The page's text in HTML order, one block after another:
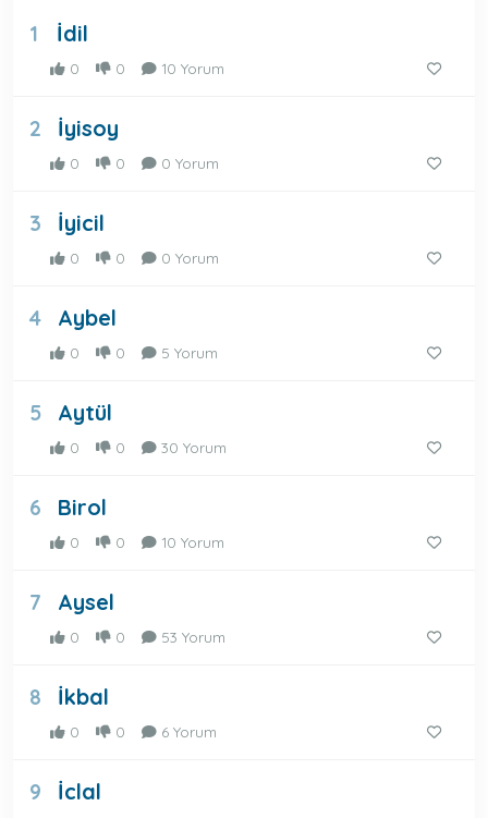
1 İdil
0 0 10 Yorum
2 İyisoy
0 0 0 Yorum
3 İyicil
0 0 0 Yorum
4 Aybel
0 0 5 Yorum
5 Aytül
0 0 30 Yorum
6 Birol
0 0 10 Yorum
7 Aysel
0 0 53 Yorum
8 İkbal
0 0 6 Yorum
9 İclal